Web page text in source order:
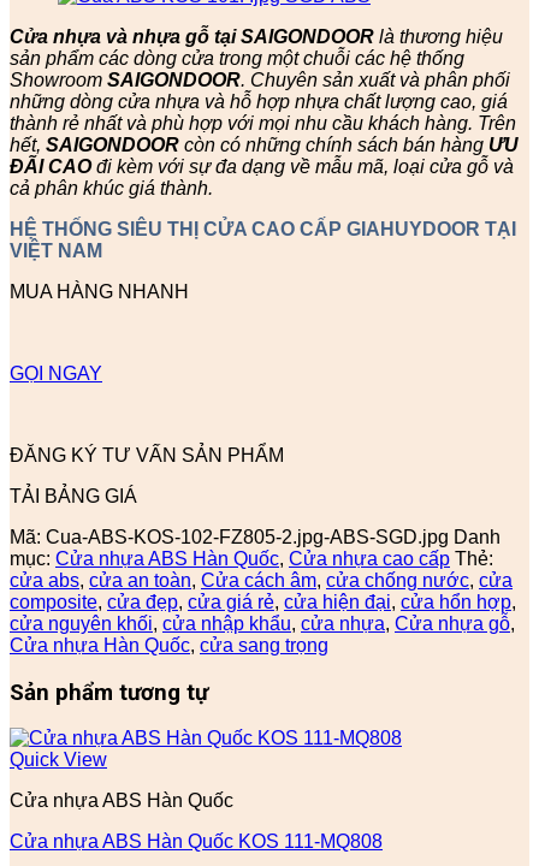
Cửa nhựa và nhựa gỗ tại SAIGONDOOR là thương hiệu
sản phẩm các dòng cửa trong một chuỗi các hệ thống
Showroom SAIGONDOOR. Chuyên sản xuất và phân phối
những dòng cửa nhựa và hỗ hợp nhựa chất lượng cao, giá
thành rẻ nhất và phù hợp với mọi nhu cầu khách hàng. Trên
hết, SAIGONDOOR còn có những chính sách bán hàng ƯU
ĐÃI CAOđi kèm với sự đa dạng về mẫu mã, loại cửa gỗ và
cả phân khúc giá thành.
HỆ THỐNG SIÊU THỊ CỬA CAO CẤP GIAHUYDOOR TẠI
VIỆT NAM
MUA HÀNG NHANH
GỌI NGAY
ĐĂNG KÝ TƯ VẤN SẢN PHẨM
TẢI BẢNG GIÁ
Mã: Cua-ABS-KOS-102-FZ805-2.jpg-ABS-SGD.jpg Danh
mục: Cửa nhựa ABS Hàn Quốc, Cửa nhựa cao cấp Thẻ:
cửa abs, cửa an toàn, Cửa cách âm, cửa chống nước, cửa
composite, cửa đẹp, cửa giá rẻ, cửa hiện đại, cửa hổn hợp,
cửa nguyên khối, cửa nhập khẩu, cửa nhựa, Cửa nhựa gỗ,
Cửa nhựa Hàn Quốc, cửa sang trọng
Sản phẩm tương tự
Quick View
Cửa nhựa ABS Hàn Quốc
Cửa nhựa ABS Hàn Quốc KOS 111-MQ808